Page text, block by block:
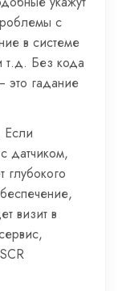
с
в системе
т.д. Без кода
это гадание
Если
датчиком,
глубокого
визит в